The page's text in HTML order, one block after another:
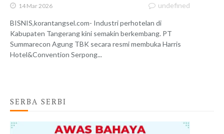
14 Mar 2026 undefined
BISNIS,korantangsel.com- Industri perhotelan di
Kabupaten Tangerang kini semakin berkembang. PT
Summarecon Agung TBK secara resmi membuka Harris
Hotel&Convention Serpong...
SERBA SERBI